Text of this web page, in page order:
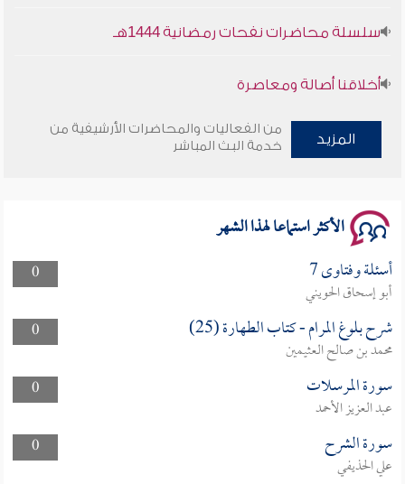
سلسلة محاضرات نفحات رمضانية 1444هـ
أخلاقنا أصالة ومعاصرة
وأمنهم من خوف 9
المزيد
من الفعاليات والمحاضرات الأرشيفية من
خدمة البث المباشر
الأكثر استماعا لهذا الشهر
0 أسئلة وفتاوى 7
أبو إسحاق الحويني
0
شرح بلوغ المرام - كتاب الطهارة (25)
محمد بن صالح العثيمين
0
سورة المرسلات
عبد العزيز الأحمد
0
سورة الشرح
علي الحذيفي